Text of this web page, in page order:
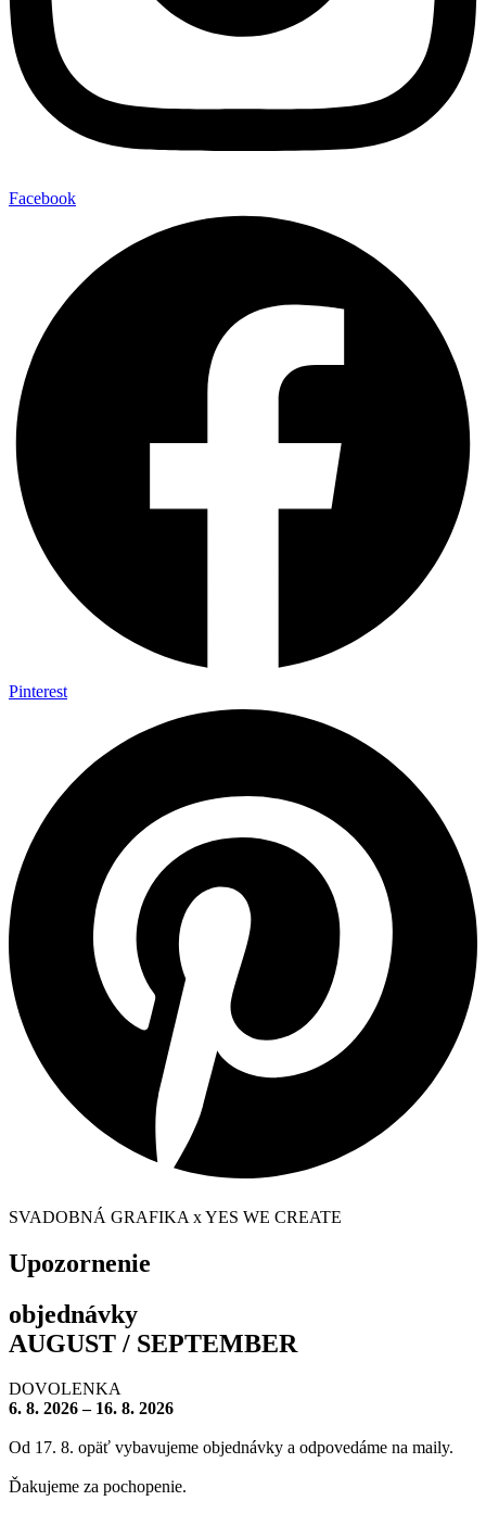
Facebook
Pinterest
SVADOBNÁ GRAFIKA x YES WE CREATE
Upozornenie
objednávky
AUGUST / SEPTEMBER
DOVOLENKA
6. 8. 2026 – 16. 8. 2026
Od 17. 8. opäť vybavujeme objednávky a odpovedáme na maily.
Ďakujeme za pochopenie.